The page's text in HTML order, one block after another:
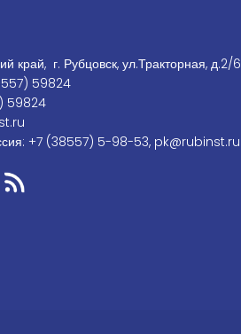
край, г. Рубцовск, ул.Тракторная, д.2/6
59824
59824
+7 (38557) 5-98-53, pk@rubinst.ru